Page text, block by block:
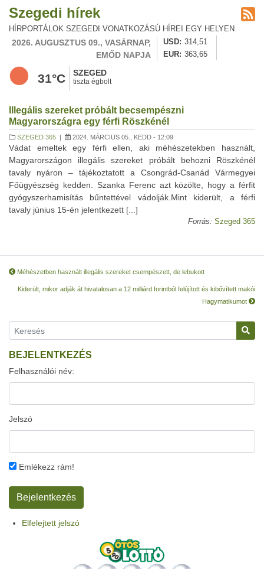
Szegedi hírek
HÍRPORTÁLOK SZEGEDI VONATKOZÁSÚ HÍREI EGY HELYEN
2026. AUGUSZTUS 09., VASÁRNAP,
EMŐD NAPJA
USD
314,51
EUR
363,65
31°C SZEGED
tiszta égbolt
Illegális szereket próbált becsempészni
Magyarországra egy férfi Röszkénél
SZEGED 365 | 2024. MÁRCIUS 05., KEDD - 12:09
Vádat emeltek egy férfi ellen, aki méhészetekben használt,
Magyarországon illegális szereket próbált behozni Röszkénél
tavaly nyáron – tájékoztatott a Csongrád-Csanád Vármegyei
Főügyészség kedden. Szanka Ferenc azt közölte, hogy a férfit
gyógyszerhamisítás bűntettével vádolják.Mint kiderült, a férfi
tavaly június 15-én jelentkezett [...]
Forrás: Szeged 365
Méhészetben használt illegális szereket csempészett, de lebukott
Kiderült, mikor adják át hivatalosan a 12 milliárd forintból felújított és kibővített makói
Hagymatikumot
BEJELENTKEZÉS
Felhasználói név:
Jelszó
Emlékezz rám!
Elfelejtett jelszó